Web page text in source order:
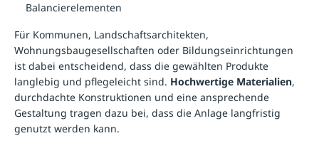
Balancierelementen
Für Kommunen, Landschaftsarchitekten,
Wohnungsbaugesellschaften oder Bildungseinrichtungen
ist dabei entscheidend, dass die gewählten Produkte
langlebig und pflegeleicht sind. Hochwertige Materialien,
durchdachte Konstruktionen und eine ansprechende
Gestaltung tragen dazu bei, dass die Anlage langfristig
genutzt werden kann.